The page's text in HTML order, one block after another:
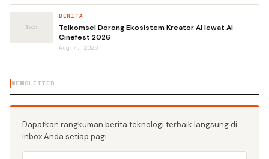
BERITA
Telkomsel Dorong Ekosistem Kreator AI lewat AI
Cinefest 2026
Aug 7, 2026
NEWSLETTER
Dapatkan rangkuman berita teknologi terbaik langsung di
inbox Anda setiap pagi.